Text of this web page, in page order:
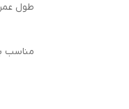
طول عمر
مناسب